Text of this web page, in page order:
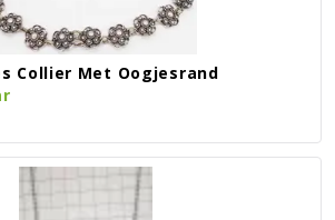
Collier Met Oogjesrand